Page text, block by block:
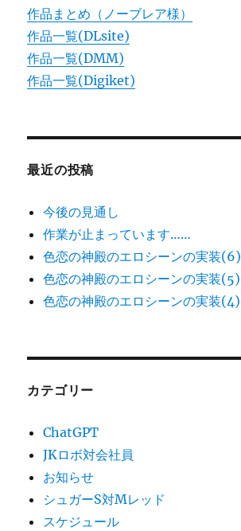
作品まとめ（ノーブレア様）
作品一覧(DLsite)
作品一覧(DMM)
作品一覧(Digiket)
最近の投稿
今後の見通し
作業が止まっています……
色恋の神殿のエロシーンの実装(6)
色恋の神殿のエロシーンの実装(5)
色恋の神殿のエロシーンの実装(4)
カテゴリー
ChatGPT
JKロボ対会社員
お知らせ
シュガーS対Mレッド
スケジュール